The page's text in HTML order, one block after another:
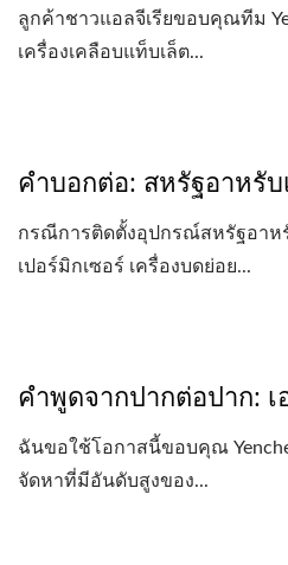
ลูกค้าชาวแอลจีเรียขอบคุณทีม
เครื่องเคลือบแท็บเล็ต...
คำบอกต่อ: สหรัฐอาหรับ
กรณีการติดตั้งอุปกรณ์สหรัฐอาหรั
เปอร์มิกเซอร์ เครื่องบดย่อย...
คำพูดจากปากต่อปาก: เ
ฉันขอใช้โอกาสนี้ขอบคุณ
จัดหาที่มีอันดับสูงของ...